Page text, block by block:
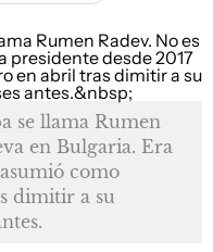
se llama Rumen
en Bulgaria. Era
como
dimitir a su